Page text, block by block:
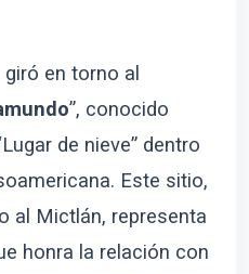
en torno al
”, conocido
de nieve” dentro
Este sitio,
al Mictlán, representa
honra la relación con